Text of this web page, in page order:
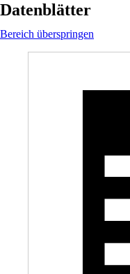
Datenblätter
Bereich überspringen